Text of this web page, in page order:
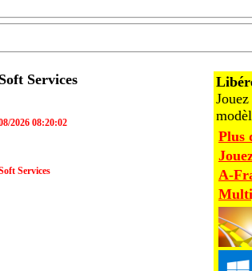
Services
2026 08:20:02
Services
Plus
A-